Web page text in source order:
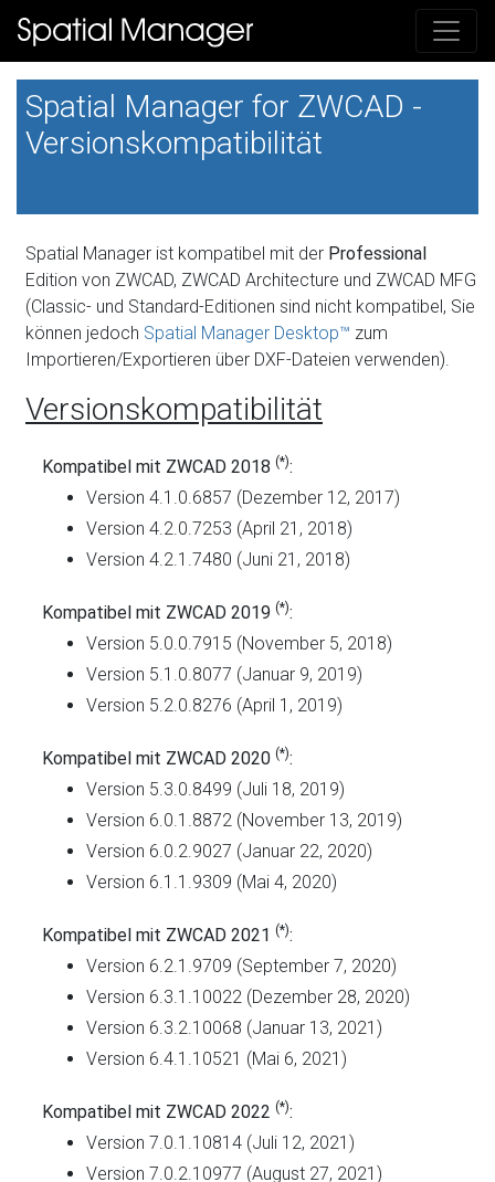
Spatial Manager for ZWCAD -
Versionskompatibilität
Spatial Manager ist kompatibel mit der Professional
Edition von ZWCAD, ZWCAD Architecture und ZWCAD MFG
(Classic- und Standard-Editionen sind nicht kompatibel, Sie
können jedoch Spatial Manager Desktop™ zum
Importieren/Exportieren über DXF-Dateien verwenden).
Versionskompatibilität
Kompatibel mit ZWCAD 2018 (*):
Version 4.1.0.6857 (Dezember 12, 2017)
Version 4.2.0.7253 (April 21, 2018)
Version 4.2.1.7480 (Juni 21, 2018)
Kompatibel mit ZWCAD 2019 (*):
Version 5.0.0.7915 (November 5, 2018)
Version 5.1.0.8077 (Januar 9, 2019)
Version 5.2.0.8276 (April 1, 2019)
Kompatibel mit ZWCAD 2020 (*):
Version 5.3.0.8499 (Juli 18, 2019)
Version 6.0.1.8872 (November 13, 2019)
Version 6.0.2.9027 (Januar 22, 2020)
Version 6.1.1.9309 (Mai 4, 2020)
Kompatibel mit ZWCAD 2021 (*):
Version 6.2.1.9709 (September 7, 2020)
Version 6.3.1.10022 (Dezember 28, 2020)
Version 6.3.2.10068 (Januar 13, 2021)
Version 6.4.1.10521 (Mai 6, 2021)
Kompatibel mit ZWCAD 2022 (*):
Version 7.0.1.10814 (Juli 12, 2021)
Version 7.0.2.10977 (August 27, 2021)